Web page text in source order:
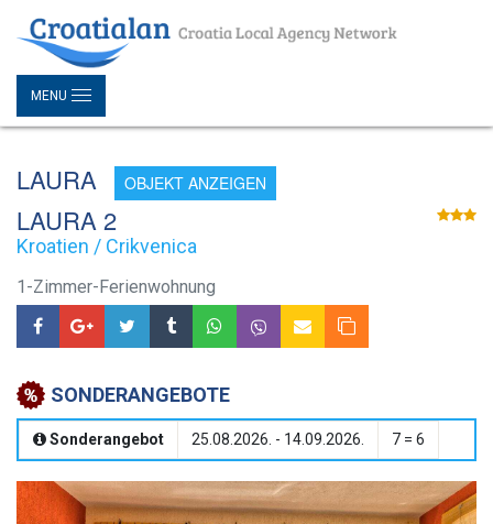
MENU
LAURA OBJEKT ANZEIGEN
LAURA 2
Kroatien / Crikvenica
1-Zimmer-Ferienwohnung
SONDERANGEBOTE
Sonderangebot 25.08.2026. - 14.09.2026. 7 = 6